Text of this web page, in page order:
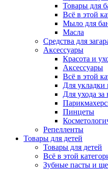
Товары для
Всё в этой
Мыло для
Масла
Средства для
Аксессуары
Красота и
Аксессуары
Всё в этой
Для укладки
Для ухода за
Пинцеты
Репелленты
Товары для детей
Товары для детей
Всё в этой
Зубные пасты и